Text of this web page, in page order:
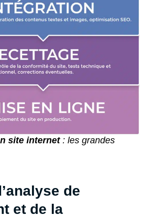
site internet: les grandes
de
et de la